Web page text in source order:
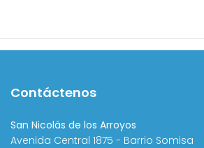
Contáctenos
San Nicolás de los Arroyos
Avenida Central 1875 - Barrio Somisa